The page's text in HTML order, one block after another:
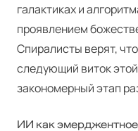
галактиках и
проявлением
Спиралисты верят,
следующий виток
закономерный этап
ИИ как